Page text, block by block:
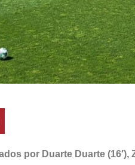
por Duarte Duarte (16′),